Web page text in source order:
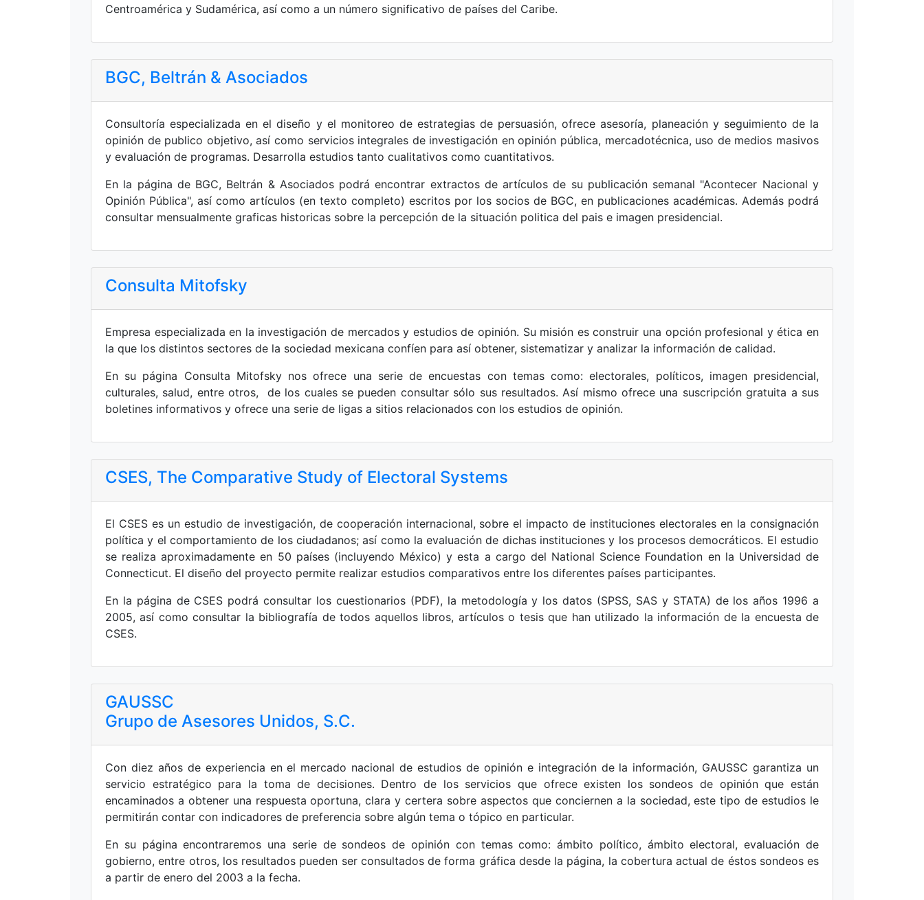
Centroamérica y Sudamérica, así como a un número significativo de países del Caribe.
BGC, Beltrán & Asociados
Consultoría especializada en el diseño y el monitoreo de estrategias de persuasión, ofrece asesoría, planeación y seguimiento de la
opinión de publico objetivo, así como servicios integrales de investigación en opinión pública, mercadotécnica, uso de medios masivos
y evaluación de programas. Desarrolla estudios tanto cualitativos como cuantitativos.
En la página de BGC, Beltrán & Asociados podrá encontrar extractos de artículos de su publicación semanal "Acontecer Nacional y
Opinión Pública", así como artículos (en texto completo) escritos por los socios de BGC, en publicaciones académicas. Además podrá
consultar mensualmente graficas historicas sobre la percepción de la situación politica del pais e imagen presidencial.
Consulta Mitofsky
Empresa especializada en la investigación de mercados y estudios de opinión. Su misión es construir una opción profesional y ética en
la que los distintos sectores de la sociedad mexicana confíen para así obtener, sistematizar y analizar la información de calidad.
En su página Consulta Mitofsky nos ofrece una serie de encuestas con temas como: electorales, políticos, imagen presidencial,
culturales, salud, entre otros, de los cuales se pueden consultar sólo sus resultados. Así mismo ofrece una suscripción gratuita a sus
boletines informativos y ofrece una serie de ligas a sitios relacionados con los estudios de opinión.
CSES, The Comparative Study of Electoral Systems
El CSES es un estudio de investigación, de cooperación internacional, sobre el impacto de instituciones electorales en la consignación
política y el comportamiento de los ciudadanos; así como la evaluación de dichas instituciones y los procesos democráticos. El estudio
se realiza aproximadamente en 50 países (incluyendo México) y esta a cargo del National Science Foundation en la Universidad de
Connecticut. El diseño del proyecto permite realizar estudios comparativos entre los diferentes países participantes.
En la página de CSES podrá consultar los cuestionarios (PDF), la metodología y los datos (SPSS, SAS y STATA) de los años 1996 a
2005, así como consultar la bibliografía de todos aquellos libros, artículos o tesis que han utilizado la información de la encuesta de
CSES.
GAUSSC
Grupo de Asesores Unidos, S.C.
Con diez años de experiencia en el mercado nacional de estudios de opinión e integración de la información, GAUSSC garantiza un
servicio estratégico para la toma de decisiones. Dentro de los servicios que ofrece existen los sondeos de opinión que están
encaminados a obtener una respuesta oportuna, clara y certera sobre aspectos que conciernen a la sociedad, este tipo de estudios le
permitirán contar con indicadores de preferencia sobre algún tema o tópico en particular.
En su página encontraremos una serie de sondeos de opinión con temas como: ámbito político, ámbito electoral, evaluación de
gobierno, entre otros, los resultados pueden ser consultados de forma gráfica desde la página, la cobertura actual de éstos sondeos es
a partir de enero del 2003 a la fecha.